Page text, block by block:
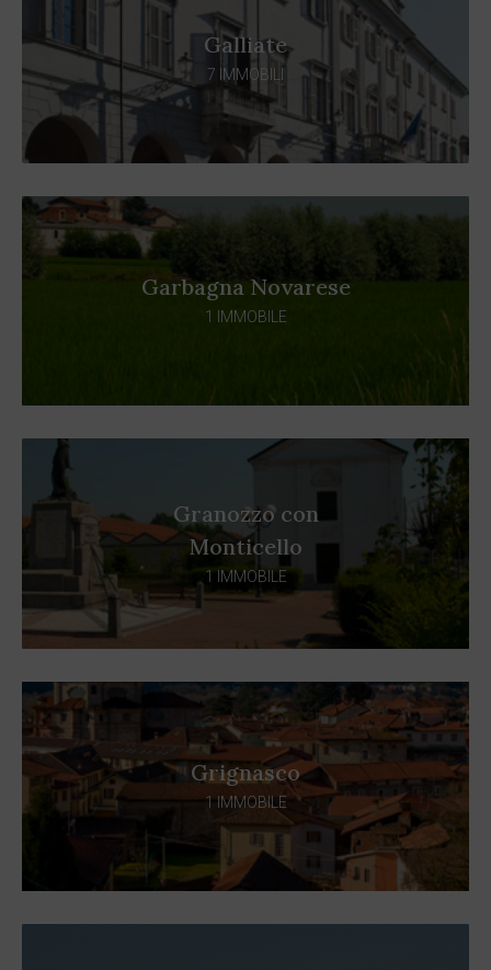
Galliate
7 IMMOBILI
Garbagna Novarese
1 IMMOBILE
Granozzo con
Monticello
1 IMMOBILE
Grignasco
1 IMMOBILE